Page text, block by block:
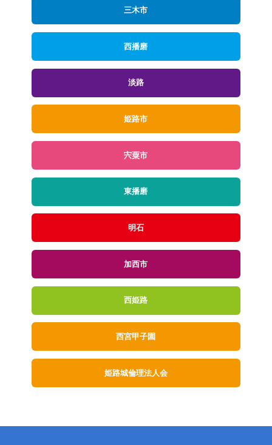
三木市
西播磨
淡路
姫路市
宍粟市
東播磨
明石
加西市
西姫路
西宮甲子園
姫路城倫理法人会